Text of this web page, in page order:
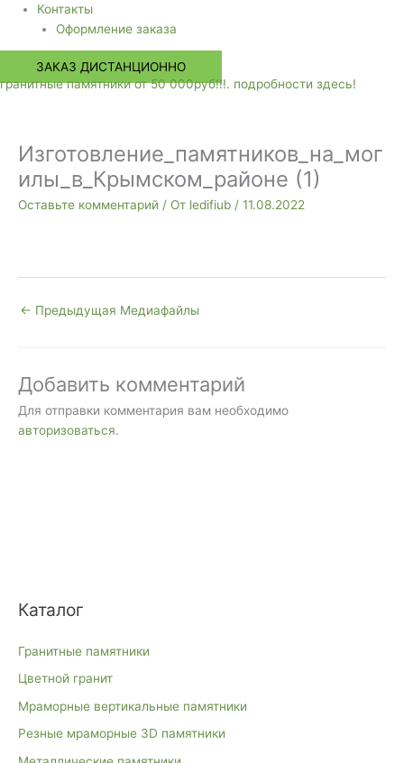
Контакты
Оформление заказа
ЗАКАЗ ДИСТАНЦИОННО
гранитные памятники от 50 000руб!!!. подробности здесь!
Каталог
Гранитные памятники
Цветной гранит
Мраморные вертикальные памятники
Резные мраморные 3D памятники
Изготовление_памятников_на_мог
илы_в_Крымском_районе (1)
Оставьте комментарий / От ledifiub / 11.08.2022
← Предыдущая Медиафайлы
Добавить комментарий
Для отправки комментария вам необходимо
авторизоваться.